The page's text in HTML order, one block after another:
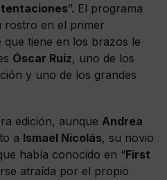
tentaciones”. El programa
rostro en el primer
tiene en los brazos le
Óscar Ruiz, uno de los
y uno de los grandes
edición, aunque Andrea
a Ismael Nicolás, su novio
había conocido en “First
atraída por el propio